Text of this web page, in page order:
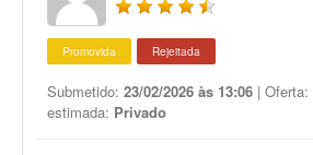
Promovida Rejeitada
Submetido: 23/02/2026 às 13:06 | Oferta:
estimada: Privado